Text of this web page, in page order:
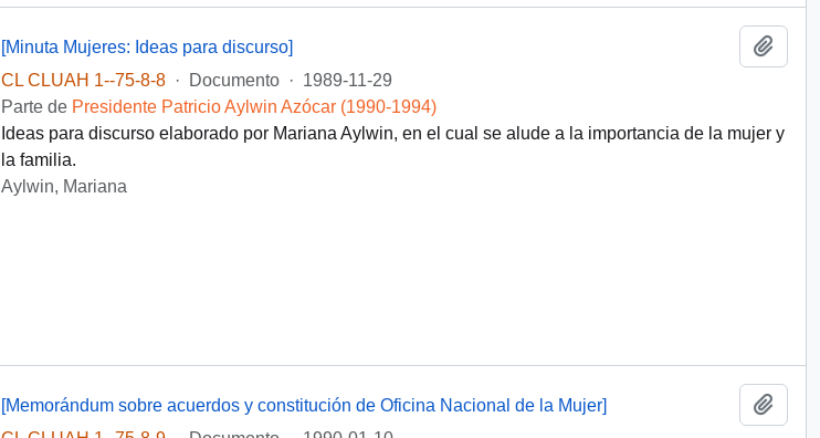
[Minuta Mujeres: Ideas para discurso]
CL CLUAH 1--75-8-8
· Documento · 1989-11-29
Parte de Presidente Patricio Aylwin Azócar (1990-1994)
Ideas para discurso elaborado por Mariana Aylwin, en el cual se alude a la importancia de la mujer y
la familia.
Aylwin, Mariana
[Memorándum sobre acuerdos y constitución de Oficina Nacional de la Mujer]